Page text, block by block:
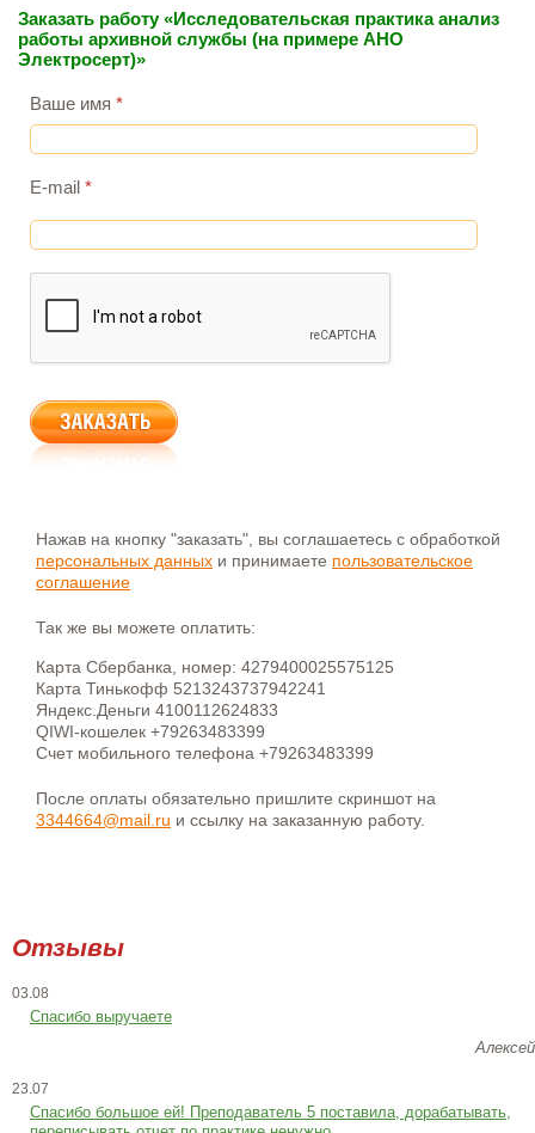
Заказать работу «Исследовательская практика анализ
работы архивной службы (на примере АНО
Электросерт)»
Ваше имя *
E-mail *
Нажав на кнопку "заказать", вы соглашаетесь с обработкой
персональных данных и принимаете пользовательское
соглашение
Так же вы можете оплатить:
Карта Сбербанка, номер: 4279400025575125
Карта Тинькофф 5213243737942241
Яндекс.Деньги 4100112624833
QIWI-кошелек +79263483399
Счет мобильного телефона +79263483399
После оплаты обязательно пришлите скриншот на
3344664@mail.ru и ссылку на заказанную работу.
Отзывы
03.08
Спасибо выручаете
Алексей
23.07
Cпасибо большое ей! Преподаватель 5 поставила, дорабатывать,